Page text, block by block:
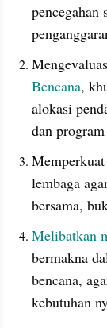
pencegahan
Bencana,
alokasi
dan
lembaga
bersama,
Melibatkan
bermakna
bencana,
kebutuhan